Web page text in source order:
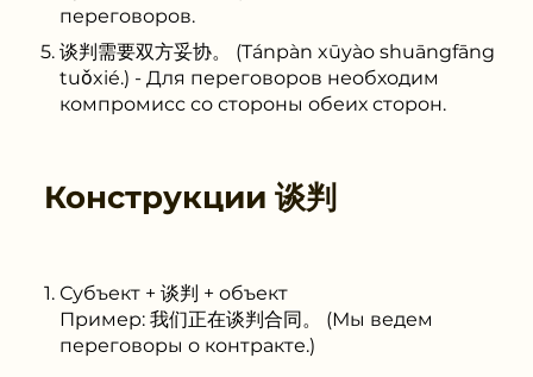
переговоров.
谈判需要双方妥协。 (Tánpàn xūyào shuāngfāng
tuǒxié.) - Для переговоров необходим
компромисс со стороны обеих сторон.
Конструкции 谈判
Субъект + 谈判 + объект
Пример: 我们正在谈判合同。 (Мы ведем
переговоры о контракте.)